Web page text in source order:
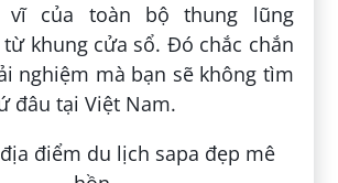
vĩ của toàn bộ thung lũng
khung cửa sổ. Đó chắc chắn
nghiệm mà bạn sẽ không tìm
đâu tại Việt Nam.